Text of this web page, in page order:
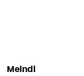
Meindl